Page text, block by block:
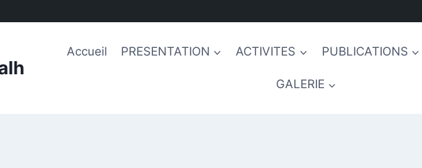
Accueil PRESENTATION ACTIVITES PUBLICATIONS
GALERIE